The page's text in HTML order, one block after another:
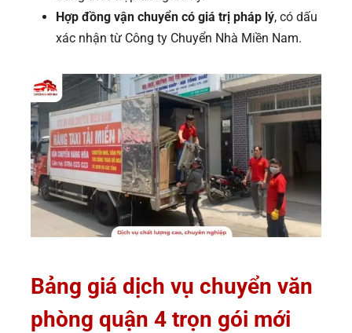
Hợp đồng vận chuyển có giá trị pháp lý, có dấu
xác nhận từ Công ty Chuyển Nhà Miền Nam.
Bảng giá dịch vụ chuyển văn
phòng quận 4 trọn gói mới